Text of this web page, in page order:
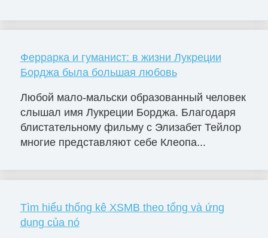
Феррарка и гуманист: в жизни Лукреции
Борджа была большая любовь
Любой мало-мальски образованный человек
слышал имя Лукреции Борджа. Благодаря
блистательному фильму с Элизабет Тейлор
многие представляют себе Клеопа...
Tìm hiểu thống kê XSMB theo tổng và ứng
dụng của nó